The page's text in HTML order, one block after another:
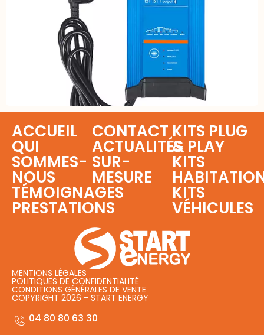
MENTIONS LÉGALES
POLITIQUES DE CONFIDENTIALITÉ
CONDITIONS GÉNÉRALES DE VENTE
COPYRIGHT 2026 - START ENERGY
ACCUEIL
QUI
SOMMES-
NOUS
TÉMOIGNAGES
PRESTATIONS
CONTACT
ACTUALITÉS
SUR-
MESURE
KITS PLUG
& PLAY
KITS
KITS
VÉHICULES
04 80 80 63 30